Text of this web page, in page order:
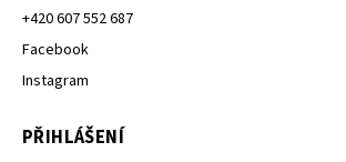
+420 607 552 687
Facebook
Instagram
PŘIHLÁŠENÍ